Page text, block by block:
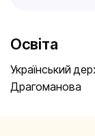
Освіта
Український
Драгоманова